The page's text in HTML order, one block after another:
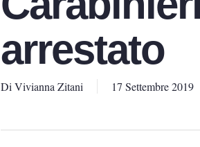
arrestato
Di Vivianna Zitani 17 Settembre 2019